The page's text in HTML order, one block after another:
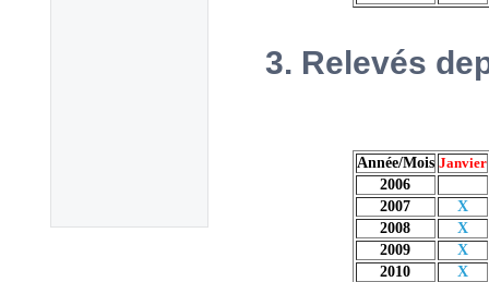
3. Relevés
Année/Mois Janvier
2006
2007
X
2008
X
2009
X
2010
X